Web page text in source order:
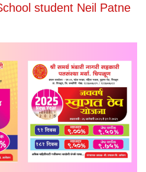
student Neil Patne